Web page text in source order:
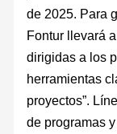
de 2025. Para
Fontur llevará
dirigidas a los
herramientas
proyectos”.
de programas